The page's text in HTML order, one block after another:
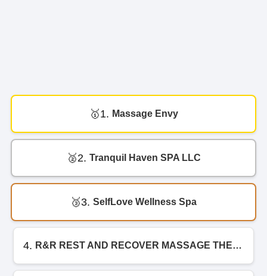
1. Massage Envy
2. Tranquil Haven SPA LLC
3. SelfLove Wellness Spa
4. R&R REST AND RECOVER MASSAGE THERAPY